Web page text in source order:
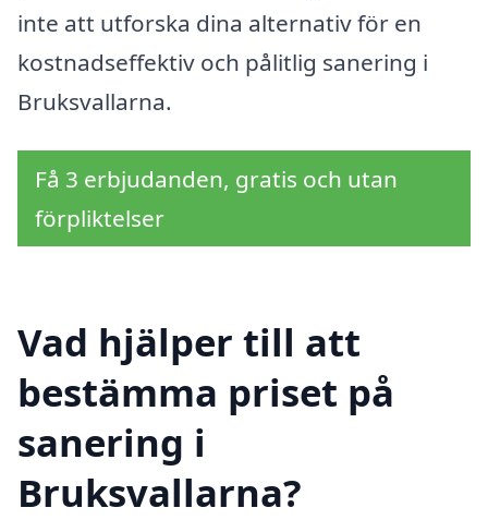
inte att utforska dina alternativ för en
kostnadseffektiv och pålitlig sanering i
Bruksvallarna.
Få 3 erbjudanden, gratis och utan
förpliktelser
Vad hjälper till att
bestämma priset på
sanering i
Bruksvallarna?